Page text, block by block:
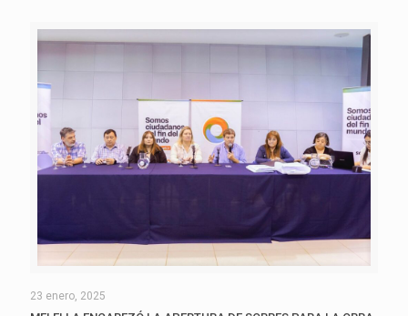
23 enero, 2025